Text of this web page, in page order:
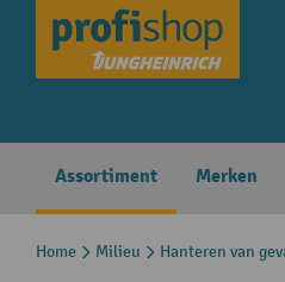
Skip to main navigation
Assortiment Merken
Home Milieu Hanteren van